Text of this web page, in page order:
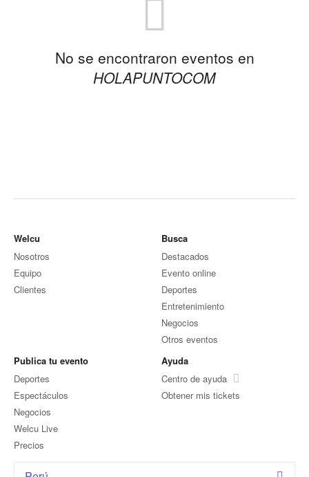
No se encontraron eventos en
HOLAPUNTOCOM
Welcu
Nosotros
Equipo
Clientes
Busca
Destacados
Evento online
Deportes
Entretenimiento
Negocios
Otros eventos
Publica tu evento
Deportes
Espectáculos
Negocios
Welcu Live
Precios
Ayuda
Centro de ayuda
Obtener mis tickets